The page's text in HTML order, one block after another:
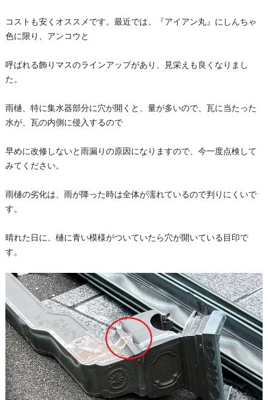
コストも安くオススメです。最近では、『アイアン丸』にしんちゃ
色に限り、アンコウと
呼ばれる飾りマスのラインアップがあり、見栄えも良くなりまし
た。
雨樋、特に集水器部分に穴が開くと、量が多いので、瓦に当たった
水が、瓦の内側に侵入するので
早めに改修しないと雨漏りの原因になりますので、今一度点検して
みてください。
雨樋の劣化は、雨が降った時は全体が濡れているので判りにくいで
す。
晴れた日に、樋に青い模様がついていたら穴が開いている目印で
す。